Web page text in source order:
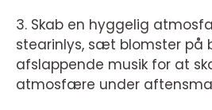
3. Skab en hyggelig
stearinlys, sæt blomster på
afslappende musik for at
atmosfære under